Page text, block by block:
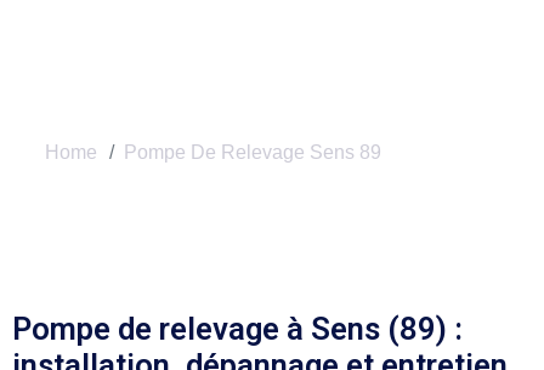
Home Pompe De Relevage Sens 89
Pompe de relevage à Sens (89) :